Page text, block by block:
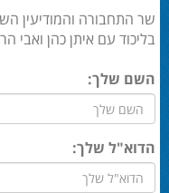
שר התחבורה והמודיעין
בליכוד עם איתן כהן ואבי
השם שלך:
הדוא"ל שלך: